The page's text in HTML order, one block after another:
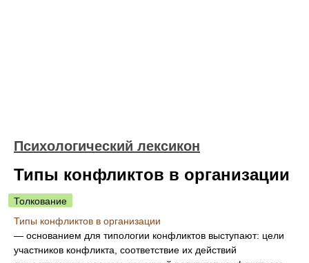
Психологический лексикон
Типы конфликтов в организации
Толкование
Типы конфликтов в организации
— основанием для типологии конфликтов выступают: цели
участников конфликта, соответствие их действий